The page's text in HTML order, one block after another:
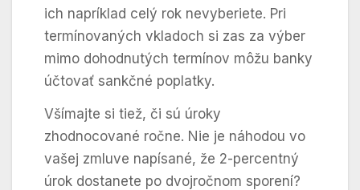
ich napríklad celý rok nevyberiete. Pri
termínovaných vkladoch si zas za výber
mimo dohodnutých termínov môžu banky
účtovať sankčné poplatky.
Všímajte si tiež, či sú úroky
zhodnocované ročne. Nie je náhodou vo
vašej zmluve napísané, že 2-percentný
úrok dostanete po dvojročnom sporení?